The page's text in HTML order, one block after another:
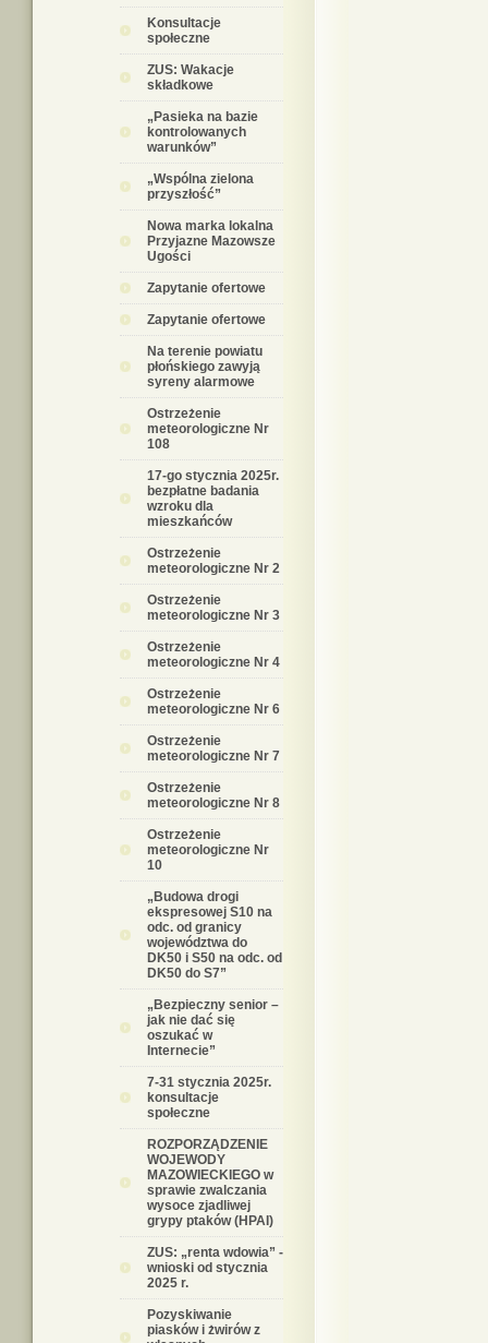
Konsultacje
społeczne
ZUS: Wakacje
składkowe
„Pasieka na bazie
kontrolowanych
warunków”
„Wspólna zielona
przyszłość”
Nowa marka lokalna
Przyjazne Mazowsze
Ugości
Zapytanie ofertowe
Zapytanie ofertowe
Na terenie powiatu
płońskiego zawyją
syreny alarmowe
Ostrzeżenie
meteorologiczne Nr
108
17-go stycznia 2025r.
bezpłatne badania
wzroku dla
mieszkańców
Ostrzeżenie
meteorologiczne Nr 2
Ostrzeżenie
meteorologiczne Nr 3
Ostrzeżenie
meteorologiczne Nr 4
Ostrzeżenie
meteorologiczne Nr 6
Ostrzeżenie
meteorologiczne Nr 7
Ostrzeżenie
meteorologiczne Nr 8
Ostrzeżenie
meteorologiczne Nr
10
„Budowa drogi
ekspresowej S10 na
odc. od granicy
województwa do
DK50 i S50 na odc. od
DK50 do S7”
„Bezpieczny senior –
jak nie dać się
oszukać w
Internecie”
7-31 stycznia 2025r.
konsultacje
społeczne
ROZPORZĄDZENIE
WOJEWODY
MAZOWIECKIEGO w
sprawie zwalczania
wysoce zjadliwej
grypy ptaków (HPAI)
ZUS: „renta wdowia” -
wnioski od stycznia
2025 r.
Pozyskiwanie
piasków i żwirów z